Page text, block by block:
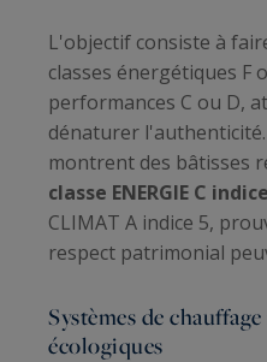
L'objectif consiste à
classes énergétiques F
performances C ou D,
dénaturer
montrent des bâtisses
classe ENERGIE C
CLIMAT A indice 5,
respect patrimonial
Systèmes de
écologiques